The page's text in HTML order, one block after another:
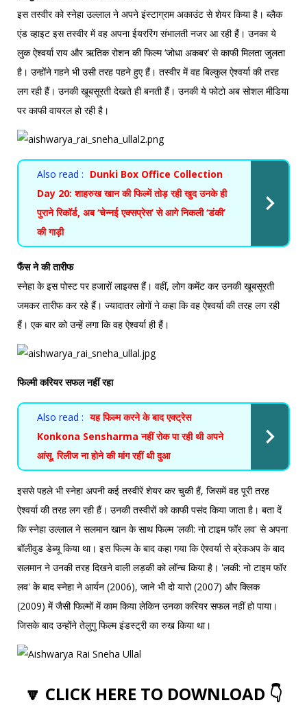
इस तस्वीर को स्नेहा उल्लाल ने अपने इंस्टाग्राम अकाउंट से शेयर किया है। ब्लैक
एंड व्हाइट इस तस्वीर में वह अपना ईयररिंग संभालती नजर आ रही हैं। उनका ये
लुक ऐश्वर्या राय और ऋतिक रोशन की फिल्म ‘जोधा अकबर’ से काफी मिलता जुलता
है। उन्होंने गहने भी उसी तरह पहने हुए हैं। तस्वीर में वह बिल्कुल ऐश्वर्या की तरह
लग रही हैं। उनकी खूबसूरती देखते ही बनती हैं। उनकी ये फोटो अब सोशल मीडिया
पर काफी वायरल हो रही है।
Also read : Dunki Box Office Collection
Day 20: शाहरुख खान की फिल्में तोड़ रही खुद उनके ही
पुराने रिकॉर्ड, अब ‘चेन्नई एक्सप्रेस’ से आगे निकली ‘डंकी’
की गाड़ी
फैंस ने की तारीफ
स्नेहा के इस पोस्ट पर हजारों लाइक्स हैं। वहीं, लोग कमेंट कर उनकी खूबसूरती
जमकर तारीफ कर रहे हैं। ज्यादातर लोगों ने कहा कि वह ऐश्वर्या की तरह लग रही
हैं। एक बार को उन्हें लगा कि वह ऐश्वर्या ही हैं।
फिल्मी करियर सफल नहीं रहा
Also read : यह फिल्म करने के बाद एक्ट्रेस
Konkona Sensharma नहीं रोक पा रही थी अपने
आंसू, रिलीज ना होने की मांग रहीं थी दुआ
इससे पहले भी स्नेहा अपनी कई तस्वीरें शेयर कर चुकी हैं, जिसमें वह पूरी तरह
ऐश्वर्या की तरह लग रही हैं। उनकी तस्वीरों को काफी पसंद किया जाता है। बता दें
कि स्नेहा उल्लाल ने सलमान खान के साथ फिल्म 'लकी: नो टाइम फॉर लव' से अपना
बॉलीवुड डेब्यू किया था। इस फिल्म के बाद कहा गया कि ऐश्वर्या से ब्रेकअप के बाद
सलमान ने उनकी तरह दिखने वाली लड़की को लॉन्च किया है। 'लकी: नो टाइम फॉर
लव' के बाद स्नेहा ने आर्यन (2006), जाने भी दो यारो (2007) और क्लिक
(2009) में जैसी फिल्मों में काम किया लेकिन उनका करियर सफल नहीं हो पाया।
जिसके बाद उन्होंने तेलुगु फिल्म इंडस्ट्री का रुख किया था।
🔽 CLICK HERE TO DOWNLOAD 👇